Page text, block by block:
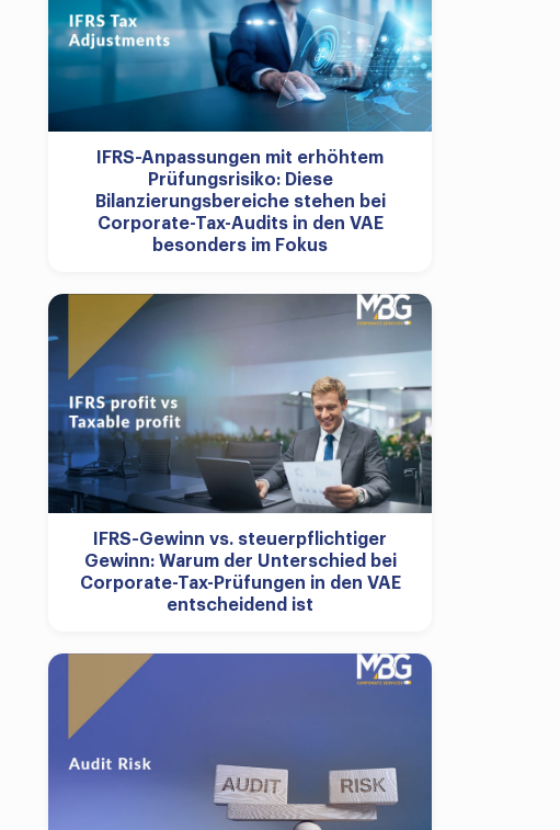
IFRS-Anpassungen mit erhöhtem
Prüfungsrisiko: Diese
Bilanzierungsbereiche stehen bei
Corporate-Tax-Audits in den VAE
besonders im Fokus
IFRS-Gewinn vs. steuerpflichtiger
Gewinn: Warum der Unterschied bei
Corporate-Tax-Prüfungen in den VAE
entscheidend ist